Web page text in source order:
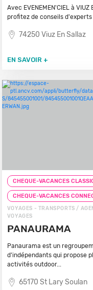
Avec EVENEMEN'CIEL à VIUZ
profitez de conseils d'experts
74250 Viuz En Sallaz
EN SAVOIR +
CHEQUE-VACANCES
CHEQUE-VACANCES
VOYAGES - TRANSPORTS /
VOYAGES
PANAURAMA
Panaurama est un
d'indépendants qui propose
activités outdoor...
65170 St Lary Soulan